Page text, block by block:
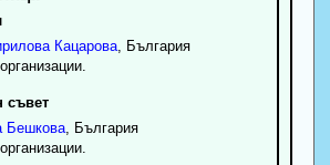
Кацарова, България
съвет
Бешкова, България